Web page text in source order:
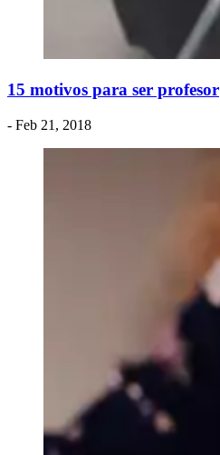
15 motivos para ser profesor
- Feb 21, 2018